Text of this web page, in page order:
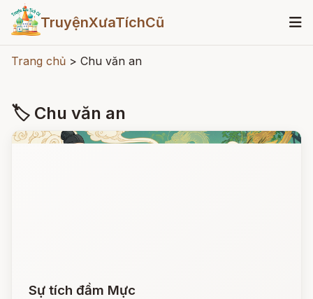
TruyệnXưaTíchCũ
Trang chủ > Chu văn an
🏷 Chu văn an
Sự tích đầm Mực